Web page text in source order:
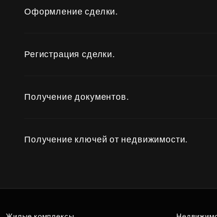
Оформление сделки.
Регистрация сделки.
Получение документов.
Получение ключей от недвижимости.